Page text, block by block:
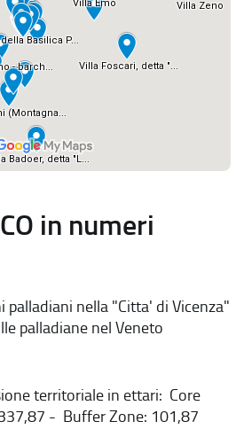
in numeri
palladiani nella "Citta' di Vicenza"
palladiane nel Veneto
territoriale in ettari: Core
- Buffer Zone: 101,87